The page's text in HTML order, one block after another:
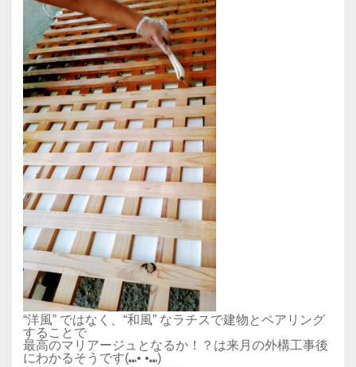
“洋風” ではなく、“和風” なラチスで建物とペアリング
することで
最高のマリアージュとなるか！？は来月の外構工事後
にわかるそうです(⑉• •⑉)